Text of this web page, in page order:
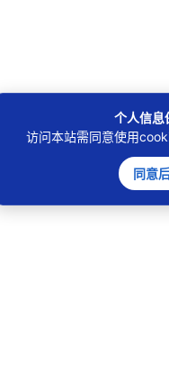
个人信息
访问本站需同意使用
同意